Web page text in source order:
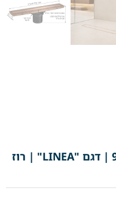
תעלת ניקוז נסתרת | מידה 9/59 | דגם "LINEA" | רוז